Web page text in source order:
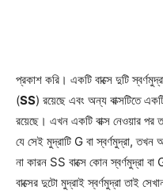
প্রকাশ করি। একটি বাক্সে দুটি
(SS) রয়েছে এবং অন্য বাক্সটিতে
রয়েছে। এখন একটি বাক্স নেওয়ার পর
যে সেই মুদ্রাটি G বা স্বর্ণমুদ্রা, তখন
না কারন SS বাক্সে কোন স্বর্ণমুদ্রা
বাক্সের দুটো মুদ্রাই স্বর্ণমুদ্রা তাই